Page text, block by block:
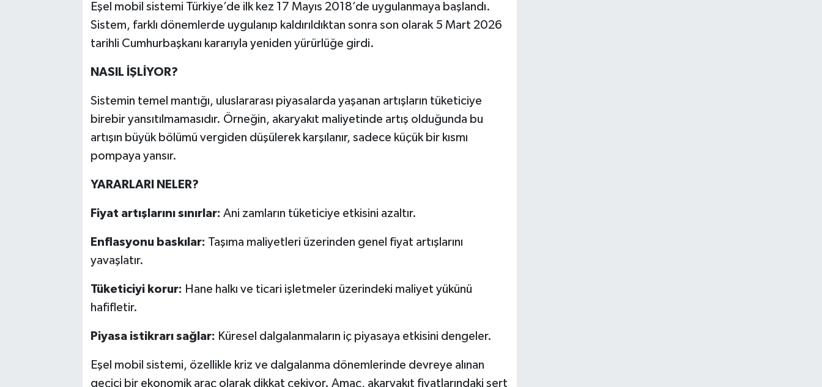
Eşel mobil sistemi Türkiye’de ilk kez 17 Mayıs 2018’de uygulanmaya başlandı.
Sistem, farklı dönemlerde uygulanıp kaldırıldıktan sonra son olarak 5 Mart 2026
tarihli Cumhurbaşkanı kararıyla yeniden yürürlüğe girdi.
NASIL İŞLİYOR?
Sistemin temel mantığı, uluslararası piyasalarda yaşanan artışların tüketiciye
birebir yansıtılmamasıdır. Örneğin, akaryakıt maliyetinde artış olduğunda bu
artışın büyük bölümü vergiden düşülerek karşılanır, sadece küçük bir kısmı
pompaya yansır.
YARARLARI NELER?
Fiyat artışlarını sınırlar: Ani zamların tüketiciye etkisini azaltır.
Enflasyonu baskılar: Taşıma maliyetleri üzerinden genel fiyat artışlarını
yavaşlatır.
Tüketiciyi korur: Hane halkı ve ticari işletmeler üzerindeki maliyet yükünü
hafifletir.
Piyasa istikrarı sağlar: Küresel dalgalanmaların iç piyasaya etkisini dengeler.
Eşel mobil sistemi, özellikle kriz ve dalgalanma dönemlerinde devreye alınan
geçici bir ekonomik araç olarak dikkat çekiyor. Amaç, akaryakıt fiyatlarındaki sert